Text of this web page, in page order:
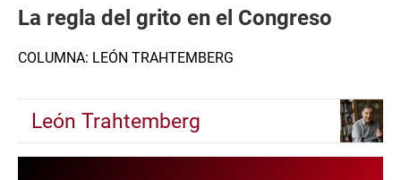
La regla del grito en el Congreso
COLUMNA: LEÓN TRAHTEMBERG
León Trahtemberg